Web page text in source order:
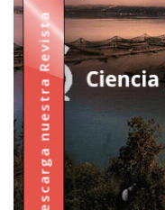
Descarga nuestra Revista